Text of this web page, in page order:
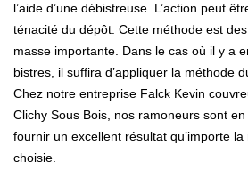
l’aide d’une débistreuse. L’action peut
ténacité du dépôt. Cette méthode est
masse importante. Dans le cas où il y a
bistres, il suffira d’appliquer la méthode
Chez notre entreprise Falck Kevin
Clichy Sous Bois, nos ramoneurs sont
fournir un excellent résultat qu’importe
choisie.